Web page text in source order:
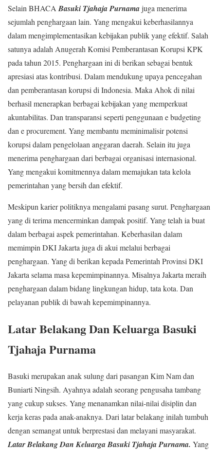
Selain BHACA Basuki Tjahaja Purnamajuga menerima
sejumlah penghargaan lain. Yang mengakui keberhasilannya
dalam mengimplementasikan kebijakan publik yang efektif. Salah
satunya adalah Anugerah Komisi Pemberantasan Korupsi KPK
pada tahun 2015. Penghargaan ini di berikan sebagai bentuk
apresiasi atas kontribusi. Dalam mendukung upaya pencegahan
dan pemberantasan korupsi di Indonesia. Maka Ahok di nilai
berhasil menerapkan berbagai kebijakan yang memperkuat
akuntabilitas. Dan transparansi seperti penggunaan e budgeting
dan e procurement. Yang membantu meminimalisir potensi
korupsi dalam pengelolaan anggaran daerah. Selain itu juga
menerima penghargaan dari berbagai organisasi internasional.
Yang mengakui komitmennya dalam memajukan tata kelola
pemerintahan yang bersih dan efektif.
Meskipun karier politiknya mengalami pasang surut. Penghargaan
yang di terima mencerminkan dampak positif. Yang telah ia buat
dalam berbagai aspek pemerintahan. Keberhasilan dalam
memimpin DKI Jakarta juga di akui melalui berbagai
penghargaan. Yang di berikan kepada Pemerintah Provinsi DKI
Jakarta selama masa kepemimpinannya. Misalnya Jakarta meraih
penghargaan dalam bidang lingkungan hidup, tata kota. Dan
pelayanan publik di bawah kepemimpinannya.
Latar Belakang Dan Keluarga Basuki
Tjahaja Purnama
Basuki merupakan anak sulung dari pasangan Kim Nam dan
Buniarti Ningsih. Ayahnya adalah seorang pengusaha tambang
yang cukup sukses. Yang menanamkan nilai-nilai disiplin dan
kerja keras pada anak-anaknya. Dari latar belakang inilah tumbuh
dengan semangat untuk berprestasi dan melayani masyarakat.
Latar Belakang Dan Keluarga Basuki Tjahaja Purnama. Yang